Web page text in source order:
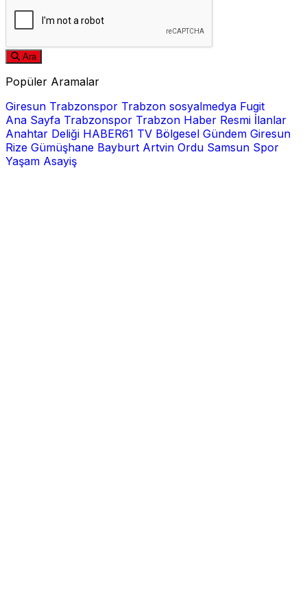
Ara
Popüler Aramalar
Giresun Trabzonspor Trabzon sosyalmedya Fugit
Ana Sayfa Trabzonspor Trabzon Haber Resmi İlanlar
Anahtar Deliği HABER61 TV Bölgesel Gündem Giresun
Rize Gümüşhane Bayburt Artvin Ordu Samsun Spor
Yaşam Asayiş